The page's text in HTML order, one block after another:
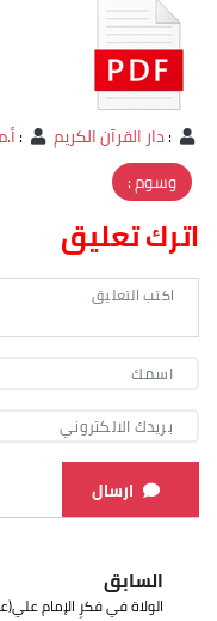
:دار القرآن الكريم :
وسوم :
اترك تعليق
ارسال
السابق
الولاة في فكرِ الإمام